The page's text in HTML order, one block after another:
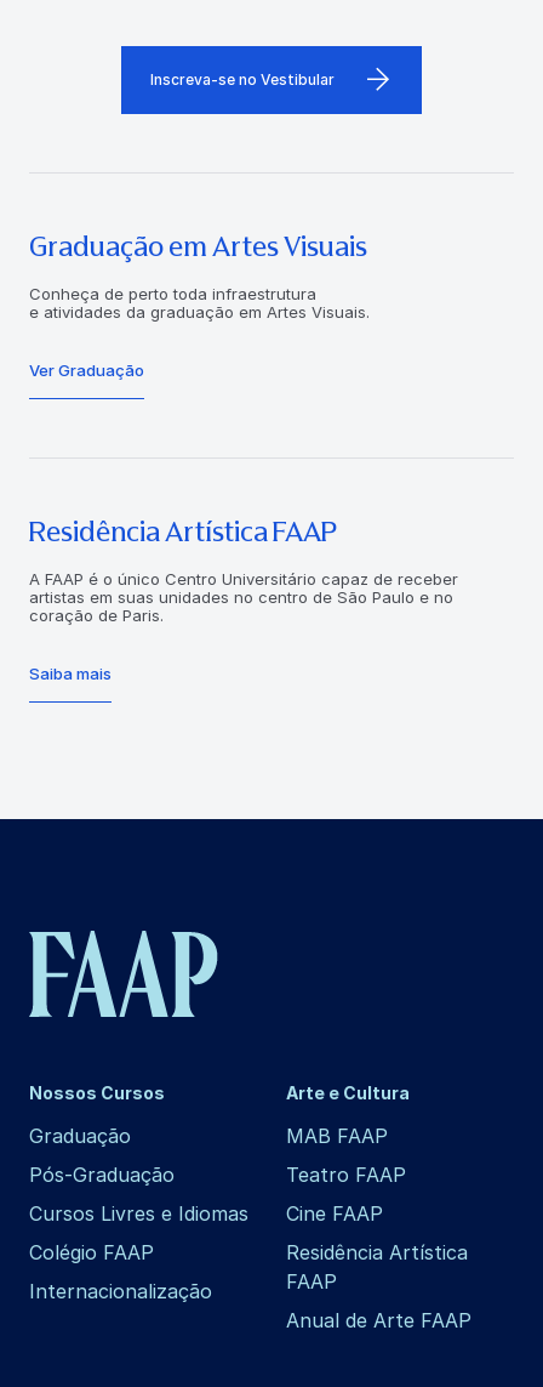
Inscreva-se no Vestibular
Graduação em Artes Visuais
Conheça de perto toda infraestrutura
e atividades da graduação em Artes Visuais.
Ver Graduação
Residência Artística FAAP
A FAAP é o único Centro Universitário capaz de receber
artistas em suas unidades no centro de São Paulo e no
coração de Paris.
Saiba mais
Nossos Cursos
Graduação
Pós-Graduação
Cursos Livres e Idiomas
Colégio FAAP
Internacionalização
Arte e Cultura
MAB FAAP
Teatro FAAP
Cine FAAP
Residência Artística
FAAP
Anual de Arte FAAP